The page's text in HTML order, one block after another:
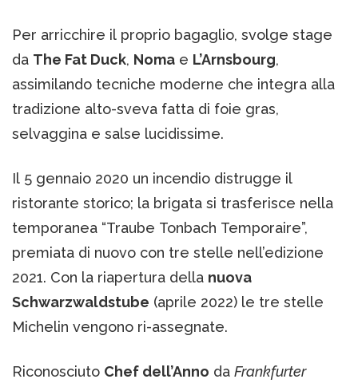
Per arricchire il proprio bagaglio, svolge stage
da The Fat Duck, Noma e L’Arnsbourg,
assimilando tecniche moderne che integra alla
tradizione alto-sveva fatta di foie gras,
selvaggina e salse lucidissime.
Il 5 gennaio 2020 un incendio distrugge il
ristorante storico; la brigata si trasferisce nella
temporanea “Traube Tonbach Temporaire”,
premiata di nuovo con tre stelle nell’edizione
2021. Con la riapertura della nuova
Schwarzwaldstube (aprile 2022) le tre stelle
Michelin vengono ri-assegnate.
Riconosciuto Chef dell’Anno da Frankfurter